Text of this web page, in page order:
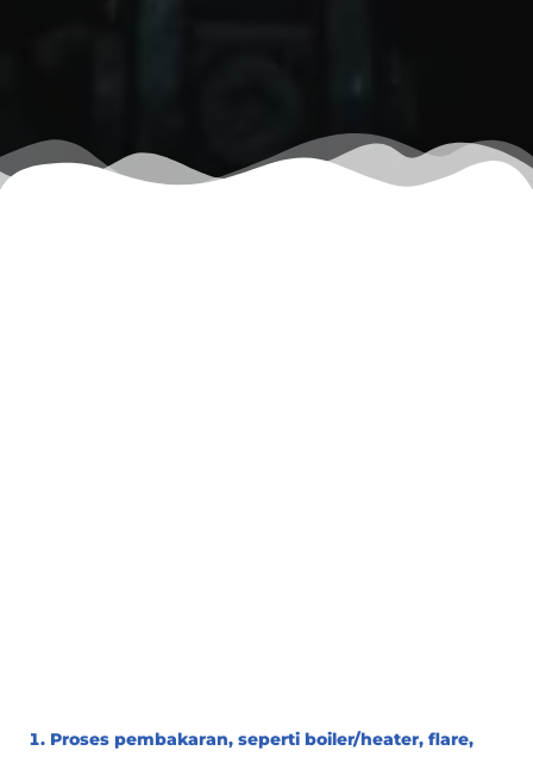
Proses pembakaran, seperti boiler/heater, flare,